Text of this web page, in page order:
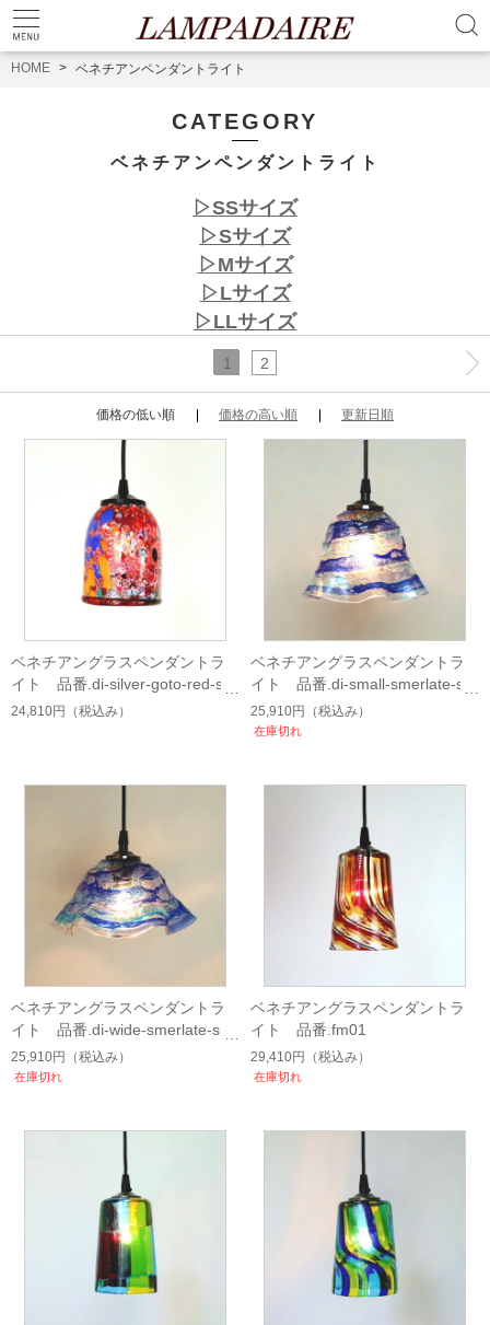
HOME ベネチアンペンダントライト
CATEGORY
ベネチアンペンダントライト
▷SSサイズ
▷Sサイズ
▷Mサイズ
▷Lサイズ
▷LLサイズ
1 2
価格の低い順 価格の高い順 更新日順
ベネチアングラスペンダントラ
イト 品番.di-silver-goto-red-sc
24,810円 （税込み）
ベネチアングラスペンダントラ
イト 品番.di-small-smerlate-sbr
uffo-blue-lightblue-sc
25,910円 （税込み）
在庫切れ
ベネチアングラスペンダントラ
イト 品番.di-wide-smerlate-sbr
uffo-blue-lightblue-sc
25,910円 （税込み）
在庫切れ
ベネチアングラスペンダントラ
イト 品番.fm01
29,410円 （税込み）
在庫切れ